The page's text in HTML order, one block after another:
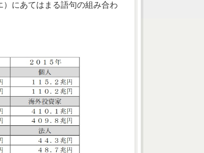
にあてはまる語句の組み合わ